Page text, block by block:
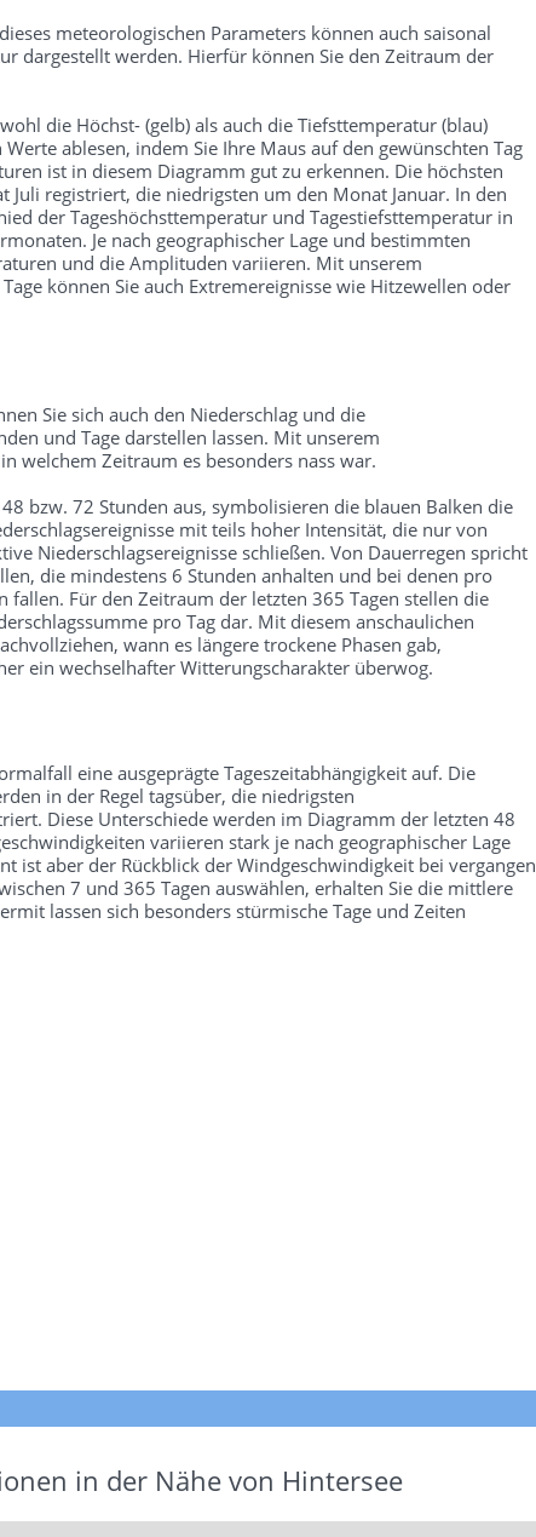
meteorologischen Parameters können auch saisonal
dargestellt werden. Hierfür können Sie den Zeitraum der
die Höchst- (gelb) als auch die Tiefsttemperatur (blau)
ablesen, indem Sie Ihre Maus auf den gewünschten Tag
ist in diesem Diagramm gut zu erkennen. Die höchsten
registriert, die niedrigsten um den Monat Januar. In den
der Tageshöchsttemperatur und Tagestiefsttemperatur in
Je nach geographischer Lage und bestimmten
und die Amplituden variieren. Mit unserem
können Sie auch Extremereignisse wie Hitzewellen oder
Sie sich auch den Niederschlag und die
und Tage darstellen lassen. Mit unserem
welchem Zeitraum es besonders nass war.
bzw. 72 Stunden aus, symbolisieren die blauen Balken die
mit teils hoher Intensität, die nur von
Niederschlagsereignisse schließen. Von Dauerregen spricht
die mindestens 6 Stunden anhalten und bei denen pro
fallen. Für den Zeitraum der letzten 365 Tagen stellen die
pro Tag dar. Mit diesem anschaulichen
wann es längere trockene Phasen gab,
ein wechselhafter Witterungscharakter überwog.
eine ausgeprägte Tageszeitabhängigkeit auf. Die
in der Regel tagsüber, die niedrigsten
Diese Unterschiede werden im Diagramm der letzten 48
variieren stark je nach geographischer Lage
ist aber der Rückblick der Windgeschwindigkeit bei vergangen
7 und 365 Tagen auswählen, erhalten Sie die mittlere
lassen sich besonders stürmische Tage und Zeiten
in der Nähe von Hintersee